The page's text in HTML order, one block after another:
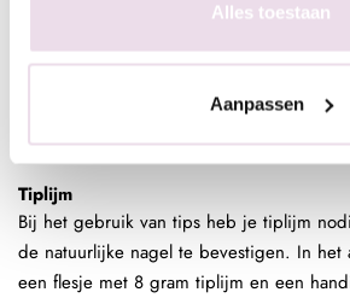
Alles toestaan
Aanpassen
plakken – geschikt voor klanten die liever
kunstnagels willen, maar voor een
verwijderen. De Urban Nails coffin tips
van maat 1 tot 10.
Tiplijm
Bij het gebruik van tips heb je tiplijm
de natuurlijke nagel te bevestigen. In het
een flesje met 8 gram tiplijm en een